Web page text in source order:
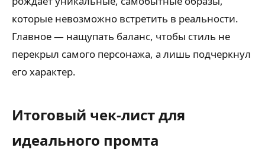
которые невозможно встретить в реальности.
Главное — нащупать баланс, чтобы стиль не
перекрыл самого персонажа, а лишь подчеркнул
его характер.
Итоговый чек-лист для
идеального промта